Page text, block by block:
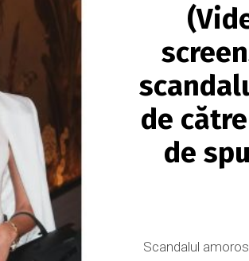
de
de
Scandalul